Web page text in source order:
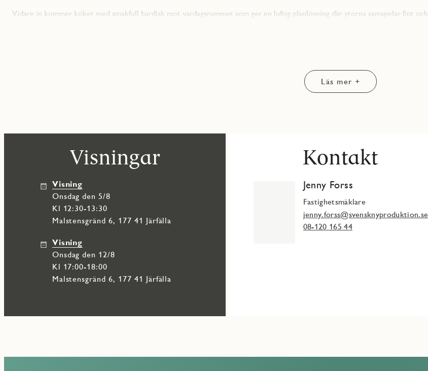
Vidare in kommer köket med smakfull bardisk mot vardagsrummet som ger en luftig planlösning där ytorna samspelar fint och
Sovrummet är generöst och erbjuder plats för både dubbelsäng och arbetshörna. Härifrån har man även tillgång till bostadens
Genomgående återfinns vitmålade väggar och ett stilrent trägolv i ljus ek som ger bostaden en modern och enhetlig känsla.
Med en ägarlägenhet får du full äganderätt och stor frihet i ett nyproducerat hem med hög standard och lågt underhållsbehov.
Här bor du i det nya och växande området Söderdalen – ett trivsamt och familjevänligt område med närhet till grönområden,
parker och ett brett utbud av fritidsaktiviteter. På bekvämt avstånd finns Jakobsbergs centrum med pendeltåg, service,
restauranger och handel, samt Barkarby handelsplats.
Läs mer +
Visningar
Visning
onsdag den 5/8
Kl 12:30-13:30
Malstensgränd 6, 177 41 Järfälla
Visning
onsdag den 12/8
Kl 17:00-18:00
Malstensgränd 6, 177 41 Järfälla
Kontakt
Jenny Forss
Fastighetsmäklare
jenny.forss@svensknyproduktion.se
08-120 165 44